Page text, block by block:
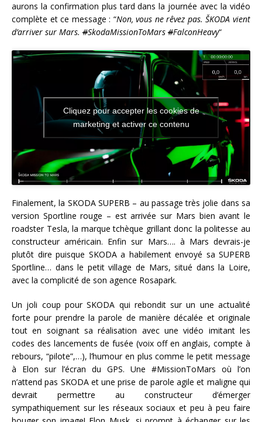
aurons la confirmation plus tard dans la journée avec la vidéo
complète et ce message : “Non, vous ne rêvez pas. ŠKODA vient
d’arriver sur Mars. #SkodaMissionToMars #FalconHeavy“
Cliquez pour accepter les cookies de
marketing et activer ce contenu
Finalement, la SKODA SUPERB – au passage très jolie dans sa
version Sportline rouge – est arrivée sur Mars bien avant le
roadster Tesla, la marque tchèque grillant donc la politesse au
constructeur américain. Enfin sur Mars…. à Mars devrais-je
plutôt dire puisque SKODA a habilement envoyé sa SUPERB
Sportline… dans le petit village de Mars, situé dans la Loire,
avec la complicité de son agence Rosapark.
Un joli coup pour SKODA qui rebondit sur un une actualité
forte pour prendre la parole de manière décalée et originale
tout en soignant sa réalisation avec une vidéo imitant les
codes des lancements de fusée (voix off en anglais, compte à
rebours, “pilote”,…), l’humour en plus comme le petit message
à Elon sur l’écran du GPS. Une #MissionToMars où l’on
n’attend pas SKODA et une prise de parole agile et maligne qui
devrait permettre au constructeur d’émerger
sympathiquement sur les réseaux sociaux et peu à peu faire